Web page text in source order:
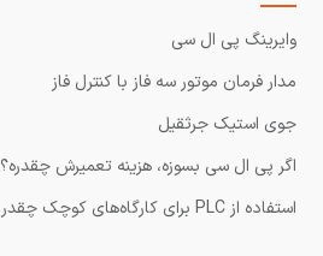
وایرینگ پی ال سی
مدار فرمان موتور سه فاز با کنترل فاز
جوی استیک جرثقیل
اگر پی ال سی بسوزه، هزینه تعمیرش چقدره؟
استفاده از PLC برای کارگاه‌های کوچک چقدر هزینه داره؟